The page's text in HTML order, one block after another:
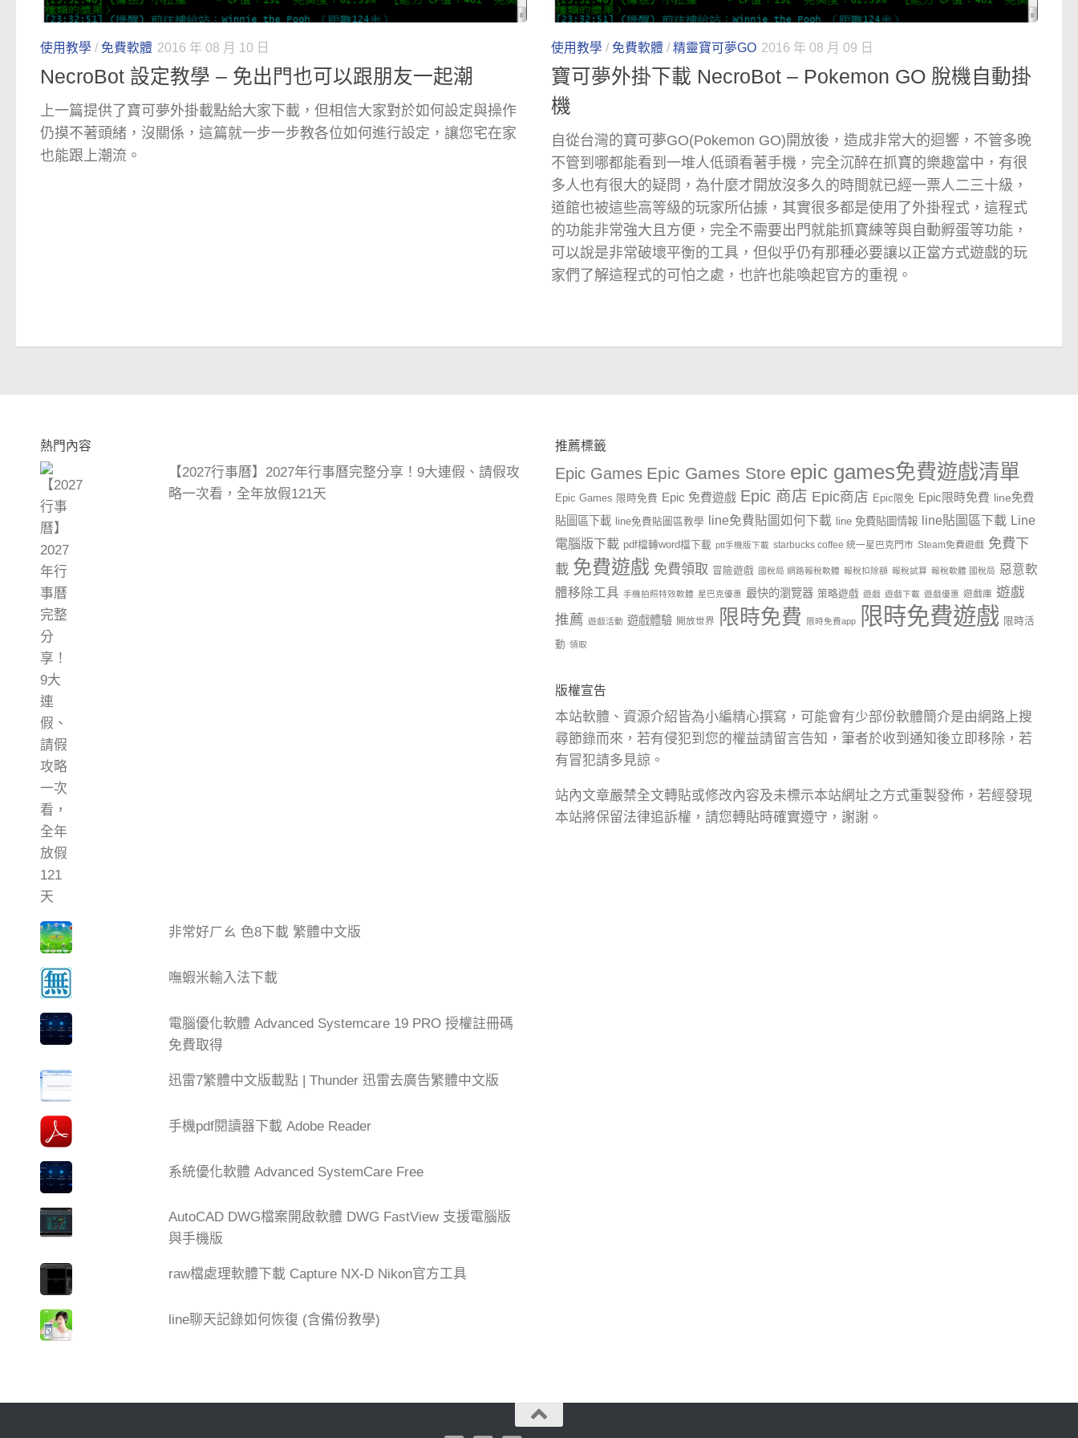
使用教學 / 免費軟體 2016 年 08 月 10 日
NecroBot 設定教學 – 免出門也可以跟朋友一起潮
上一篇提供了寶可夢外掛載點給大家下載，但相信大家對於如何設定與操作
仍摸不著頭緒，沒關係，這篇就一步一步教各位如何進行設定，讓您宅在家
也能跟上潮流。
使用教學 / 免費軟體 / 精靈寶可夢GO 2016 年 08 月 09 日
寶可夢外掛下載 NecroBot – Pokemon GO 脫機自動掛
機
自從台灣的寶可夢GO(Pokemon GO)開放後，造成非常大的迴響，不管多晚
不管到哪都能看到一堆人低頭看著手機，完全沉醉在抓寶的樂趣當中，有很
多人也有很大的疑問，為什麼才開放沒多久的時間就已經一票人二三十級，
道館也被這些高等級的玩家所佔據，其實很多都是使用了外掛程式，這程式
的功能非常強大且方便，完全不需要出門就能抓寶練等與自動孵蛋等功能，
可以說是非常破壞平衡的工具，但似乎仍有那種必要讓以正當方式遊戲的玩
家們了解這程式的可怕之處，也許也能喚起官方的重視。
熱門內容
【2027行事曆】2027年行事曆完整分享！9大連假、請假攻
略一次看，全年放假121天
非常好ㄏㄠ 色8下載 繁體中文版
嘸蝦米輸入法下載
電腦優化軟體 Advanced Systemcare 19 PRO 授權註冊碼
免費取得
迅雷7繁體中文版載點 | Thunder 迅雷去廣告繁體中文版
手機pdf閱讀器下載 Adobe Reader
系統優化軟體 Advanced SystemCare Free
AutoCAD DWG檔案開啟軟體 DWG FastView 支援電腦版
與手機版
raw檔處理軟體下載 Capture NX-D Nikon官方工具
line聊天記錄如何恢復 (含備份教學)
推薦標籤
Epic Games Epic Games Store epic games免費遊戲清單
Epic Games 限時免費 Epic 免費遊戲 Epic 商店 Epic商店 Epic限免 Epic限時免費 line免費
貼圖區下載
line免費貼圖區教學 line免費貼圖如何下載 line 免費貼圖情報 line貼圖區下載 Line
電腦版下載 pdf檔轉word檔下載 ptt手機版下載 starbucks coffee 統一星巴克門市 Steam免費遊戲 免費下
載 免費遊戲 免費領取 冒險遊戲 國稅局 網路報稅軟體 報稅扣除額 報稅試算 報稅軟體 國稅局 惡意軟
體移除工具 手機拍照特效軟體 星巴克優惠 最快的瀏覽器 策略遊戲 遊戲 遊戲下載 遊戲優惠 遊戲庫 遊戲
推薦 遊戲活動 遊戲體驗 開放世界 限時免費 限時免費app 限時免費遊戲 限時活
動 領取
版權宣告
本站軟體、資源介紹皆為小編精心撰寫，可能會有少部份軟體簡介是由網路上搜
尋節錄而來，若有侵犯到您的權益請留言告知，筆者於收到通知後立即移除，若
有冒犯請多見諒。
站內文章嚴禁全文轉貼或修改內容及未標示本站網址之方式重製發佈，若經發現
本站將保留法律追訴權，請您轉貼時確實遵守，謝謝。